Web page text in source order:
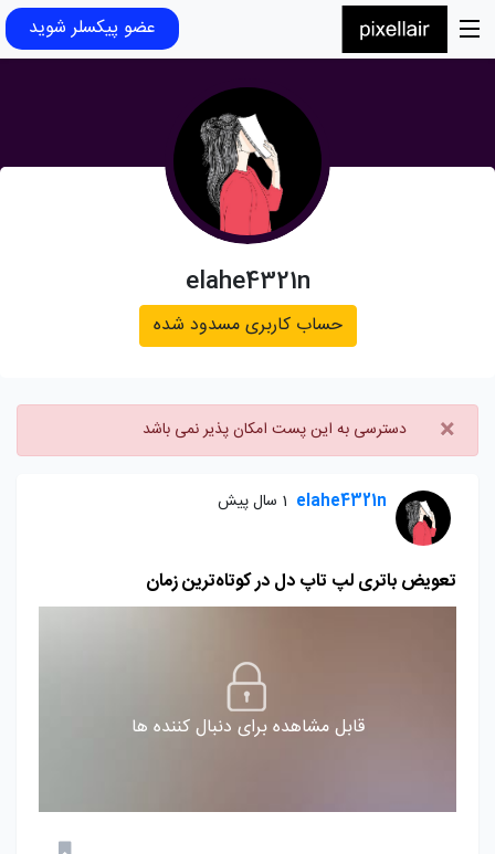
عضو پیکسلر شوید
elahe4321n
حساب کاربری مسدود شده
× دسترسی به این پست امکان پذیر نمی باشد
elahe4321n 1 سال پیش
تعویض باتری لپ تاپ دل در کوتاه‌ترین زمان
قابل مشاهده برای دنبال کننده ها